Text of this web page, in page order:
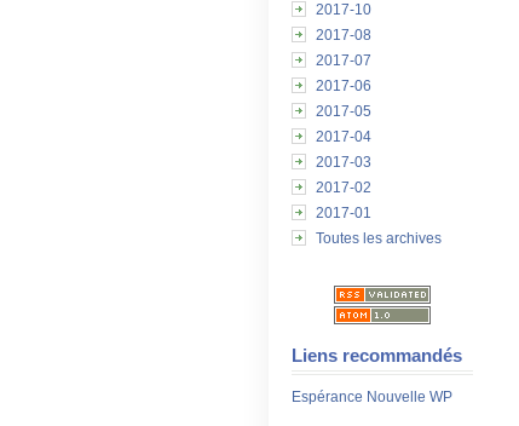
2017-10
2017-08
2017-07
2017-06
2017-05
2017-04
2017-03
2017-02
2017-01
Toutes les archives
Liens recommandés
Espérance Nouvelle WP